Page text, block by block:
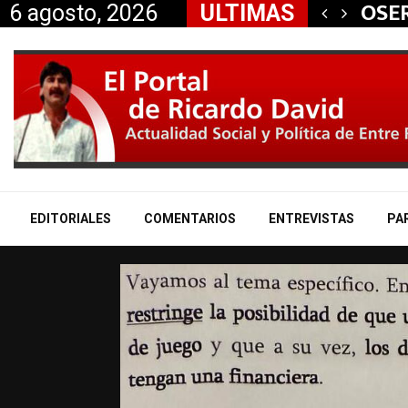
6 agosto, 2026 ULTIMAS
aliados a la…
EDITORIALES COMENTARIOS ENTREVISTAS